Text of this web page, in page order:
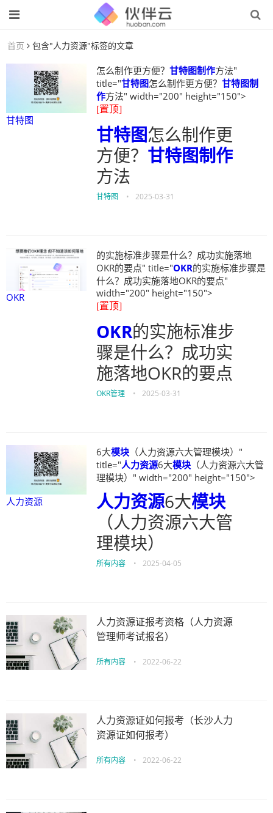
首页 包含"人力资源"标签的文章
甘特图
怎么制作更方便？ 甘特图制作方法"
title="甘特图怎么制作更方便？ 甘特图制
作方法" width="200" height="150">
[置顶]
甘特图怎么制作更
方便？ 甘特图制作
方法
甘特图 • 2025-03-31
OKR
的实施标准步骤是什么？成功实施落地
OKR的要点" title="OKR的实施标准步骤是
什么？成功实施落地OKR的要点"
width="200" height="150">
[置顶]
OKR的实施标准步
骤是什么？成功实
施落地OKR的要点
OKR管理 • 2025-03-31
人力资源
6大模块 （人力资源六大管理模块）"
title="人力资源6大模块 （人力资源六大管
理模块）" width="200" height="150">
人力资源6大模块
（人力资源六大管
理模块）
所有内容 • 2025-04-05
人力资源证报考资格（人力资源
管理师考试报名）
所有内容 • 2022-06-22
人力资源证如何报考（长沙人力
资源证如何报考）
所有内容 • 2022-06-22